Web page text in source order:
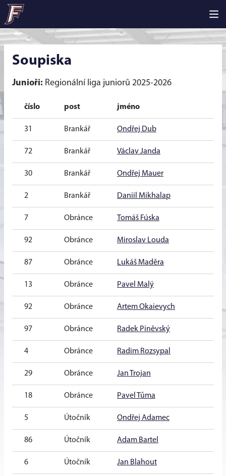
Soupiska
Junioři: Regionální liga juniorů 2025-2026
číslo post jméno
31 Brankář Ondřej Dub
72 Brankář Václav Janda
30 Brankář Ondřej Mauer
2 Brankář Daniil Mikhalap
7 Obránce Tomáš Fúska
92 Obránce Miroslav Louda
87 Obránce Lukáš Maděra
13 Obránce Pavel Malý
92 Obránce Artem Okaievych
97 Obránce Radek Piněvský
4 Obránce Radim Rozsypal
29 Obránce Jan Trojan
18 Obránce Pavel Tůma
5 Útočník Ondřej Adamec
86 Útočník Adam Bartel
6 Útočník Jan Blahout